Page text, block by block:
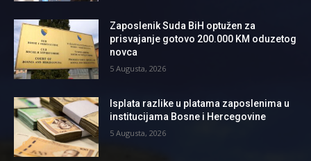
Zaposlenik Suda BiH optužen za
prisvajanje gotovo 200.000 KM oduzetog
novca
5 Augusta, 2026
Isplata razlike u platama zaposlenima u
institucijama Bosne i Hercegovine
5 Augusta, 2026